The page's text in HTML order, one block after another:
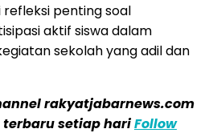
refleksi penting soal
aktif siswa dalam
sekolah yang adil dan
rakyatjabarnews.com
setiap hariFollow